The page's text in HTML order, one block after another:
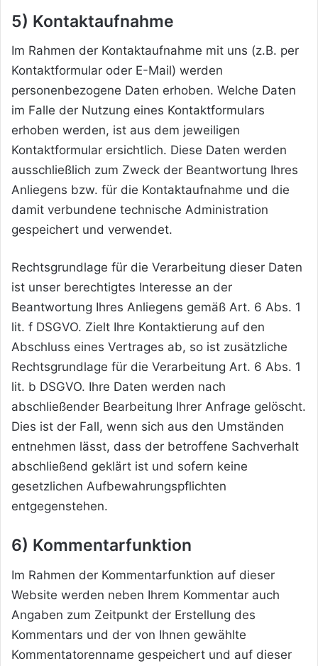
5) Kontaktaufnahme
Im Rahmen der Kontaktaufnahme mit uns (z.B. per
Kontaktformular oder E-Mail) werden
personenbezogene Daten erhoben. Welche Daten
im Falle der Nutzung eines Kontaktformulars
erhoben werden, ist aus dem jeweiligen
Kontaktformular ersichtlich. Diese Daten werden
ausschließlich zum Zweck der Beantwortung Ihres
Anliegens bzw. für die Kontaktaufnahme und die
damit verbundene technische Administration
gespeichert und verwendet.
Rechtsgrundlage für die Verarbeitung dieser Daten
ist unser berechtigtes Interesse an der
Beantwortung Ihres Anliegens gemäß Art. 6 Abs. 1
lit. f DSGVO. Zielt Ihre Kontaktierung auf den
Abschluss eines Vertrages ab, so ist zusätzliche
Rechtsgrundlage für die Verarbeitung Art. 6 Abs. 1
lit. b DSGVO. Ihre Daten werden nach
abschließender Bearbeitung Ihrer Anfrage gelöscht.
Dies ist der Fall, wenn sich aus den Umständen
entnehmen lässt, dass der betroffene Sachverhalt
abschließend geklärt ist und sofern keine
gesetzlichen Aufbewahrungspflichten
entgegenstehen.
6) Kommentarfunktion
Im Rahmen der Kommentarfunktion auf dieser
Website werden neben Ihrem Kommentar auch
Angaben zum Zeitpunkt der Erstellung des
Kommentars und der von Ihnen gewählte
Kommentatorenname gespeichert und auf dieser